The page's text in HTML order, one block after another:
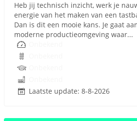
Heb jij technisch inzicht, werk je
energie van het maken van een
Dan is dit een mooie kans. Je gaat
moderne productieomgeving waar...
Laatste update: 8-8-2026